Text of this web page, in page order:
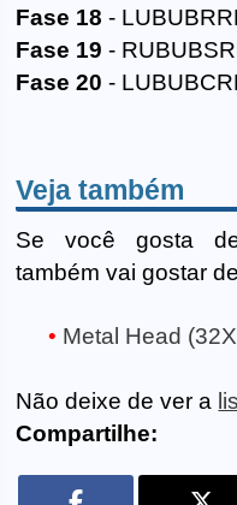
Fase 18 -
Fase 19 -
Fase 20 -
Veja também
Se você gosta
também vai gostar
Metal Head
Não deixe de ver a
Compartilhe: